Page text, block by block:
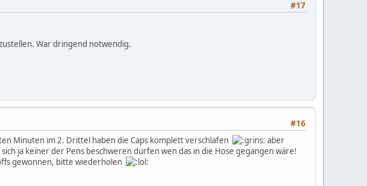
#17
War dringend notwendig.
#16
Minuten im 2. Drittel haben die Caps komplett verschlafen
aber
ja keiner der Pens beschweren dürfen wen das in die Hose gegangen wäre!
gewonnen, bitte wiederholen